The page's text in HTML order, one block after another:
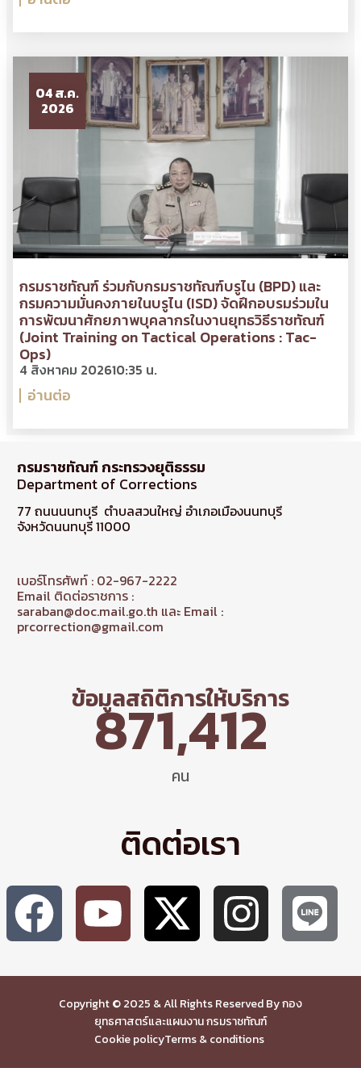
04 ส.ค.
2026
กรมราชทัณฑ์ ร่วมกับกรมราชทัณฑ์บรูไน (BPD) และ
กรมความมั่นคงภายในบรูไน (ISD) จัดฝึกอบรมร่วมใน
การพัฒนาศักยภาพบุคลากรในงานยุทธวิธีราชทัณฑ์
(Joint Training on Tactical Operations : Tac-
Ops)
4 สิงหาคม 202610:35 น.
อ่านต่อ
กรมราชทัณฑ์ กระทรวงยุติธรรม
Department of Corrections
77 ถนนนนทบุรี ตำบลสวนใหญ่ อำเภอเมืองนนทบุรี
จังหวัดนนทบุรี 11000
เบอร์โทรศัพท์ : 02-967-2222
Email ติดต่อราชการ :
saraban@doc.mail.go.th และ Email :
prcorrection@gmail.com
ข้อมูลสถิติการให้บริการ
คน
871,412
ติดต่อเรา
Copyright © 2025 & All Rights Reserved By กอง
ยุทธศาสตร์และแผนงาน กรมราชทัณฑ์
Cookie policyTerms & conditions